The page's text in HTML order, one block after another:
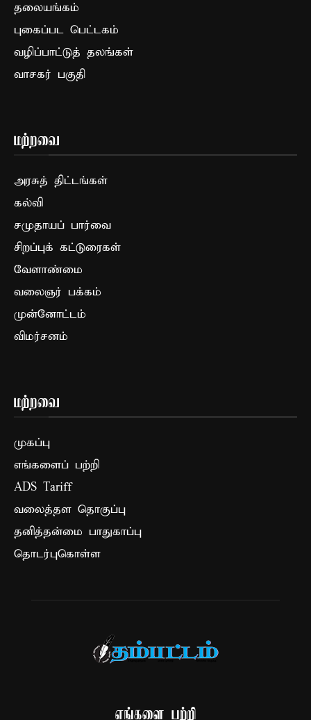
தலையங்கம்
புகைப்பட பெட்டகம்
வழிப்பாட்டுத் தலங்கள்
வாசகர் பகுதி
மற்றவை
அரசுத் திட்டங்கள்
கல்வி
சமுதாயப் பார்வை
சிறப்புக் கட்டுரைகள்
வேளாண்மை
வலைஞர் பக்கம்
முன்னோட்டம்
விமர்சனம்
மற்றவை
முகப்பு
எங்களைப் பற்றி
ADS Tariff
வலைத்தள தொகுப்பு
தனித்தன்மை பாதுகாப்பு
தொடர்புகொள்ள
எங்களை பற்றி